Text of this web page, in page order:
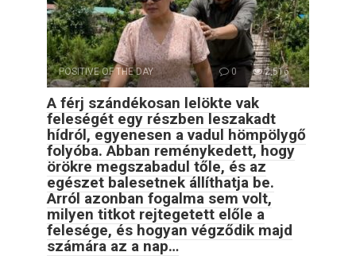
POSITIVE OF THE DAY 0 2,516
A férj szándékosan lelökte vak
feleségét egy részben leszakadt
hídról, egyenesen a vadul hömpölygő
folyóba. Abban reménykedett, hogy
örökre megszabadul tőle, és az
egészet balesetnek állíthatja be.
Arról azonban fogalma sem volt,
milyen titkot rejtegetett előle a
felesége, és hogyan végződik majd
számára az a nap…